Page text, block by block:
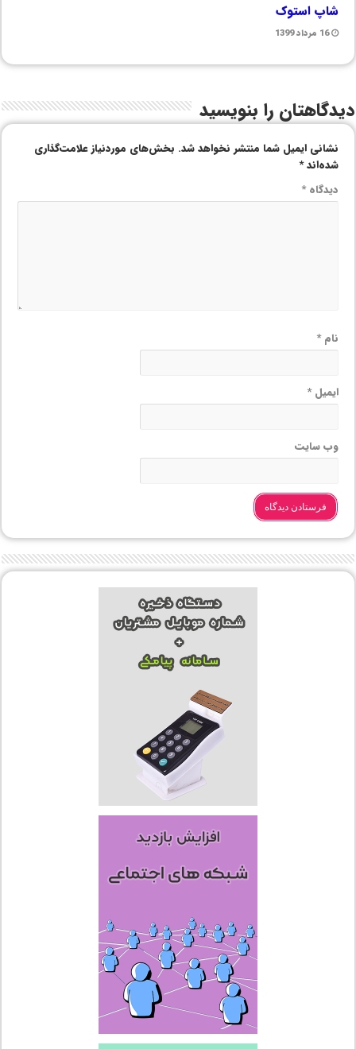
شاپ استوک
16 مرداد 1399
دیدگاهتان را بنویسید
نشانی ایمیل شما منتشر نخواهد شد. بخش‌های موردنیاز علامت‌گذاری
شده‌اند*
دیدگاه*
نام*
ایمیل*
وب‌ سایت